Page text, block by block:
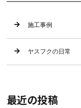
施工事例
ヤスフクの日常
最近の投稿